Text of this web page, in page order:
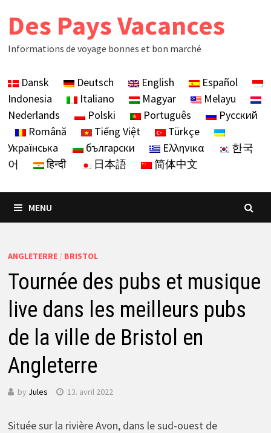
Des Pays Vacances
Informations de voyage bonnes et bon marché
Dansk Deutsch English
Español
Indonesia
Italiano Magyar
Melayu
Nederlands
Polski Português
Русский
Română
Tiếng Việt
Türkçe
Українська
български Ελληνικα
한국
어
हिन्दी 日本語 简体中文
MENU
ANGLETERRE/ BRISTOL
Tournée des pubs et musique
live dans les meilleurs pubs
de la ville de Bristol en
Angleterre
by Jules 13. avril 2022
Située sur la rivière Avon, dans le sud-ouest de